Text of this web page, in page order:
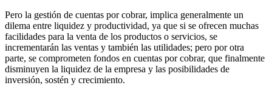
Pero la gestión de cuentas por cobrar, implica generalmente un
dilema entre liquidez y productividad, ya que si se ofrecen muchas
facilidades para la venta de los productos o servicios, se
incrementarán las ventas y también las utilidades; pero por otra
parte, se comprometen fondos en cuentas por cobrar, que finalmente
disminuyen la liquidez de la empresa y las posibilidades de
inversión, sostén y crecimiento.